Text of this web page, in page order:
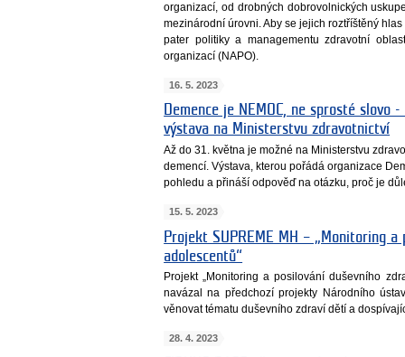
organizací, od drobných dobrovolnických
mezinárodní úrovni. Aby se jejich roztříštěný
pater politiky a managementu zdravotní
organizací (NAPO).
16. 5. 2023
Demence je NEMOC, ne sprosté slovo
výstava na Ministerstvu zdravotnictví
Až do 31. května je možné na Ministerstvu
demencí. Výstava, kterou pořádá organizace
pohledu a přináší odpověď na otázku, proč je
15. 5. 2023
Projekt SUPREME MH – „Monitoring
adolescentů“
Projekt „Monitoring a posilování duševního
navázal na předchozí projekty Národního
věnovat tématu duševního zdraví dětí a
28. 4. 2023